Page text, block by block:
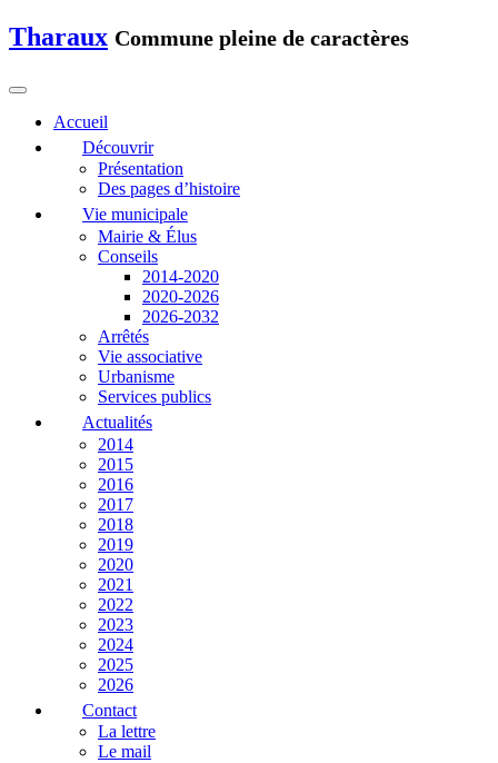
Tharaux Commune pleine de caractères
Accueil
Découvrir
Présentation
Des pages d’histoire
Vie municipale
Mairie & Élus
Conseils
2014-2020
2020-2026
2026-2032
Arrêtés
Vie associative
Urbanisme
Services publics
Actualités
2014
2015
2016
2017
2018
2019
2020
2021
2022
2023
2024
2025
2026
Contact
La lettre
Le mail